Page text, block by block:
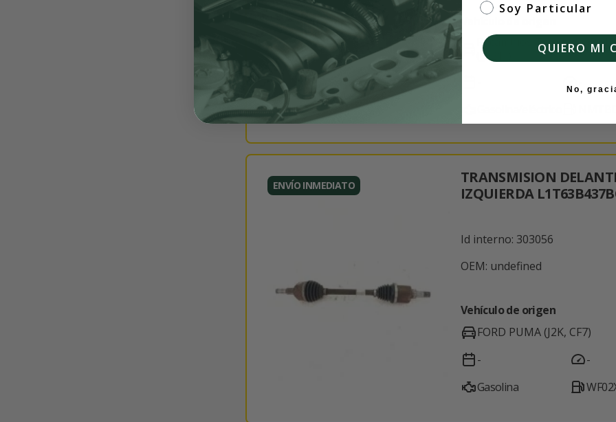
Recambios Toyota
(_E21_)
ENVÍO INMEDIATO
TRANSMISION
IZQUIERDA
Id interno: 303056
OEM: undefined
Vehículo de origen
FORD PUMA (J2K, CF7)
-
Gasolina
-
Soy Particular
QUIERO MI
No,